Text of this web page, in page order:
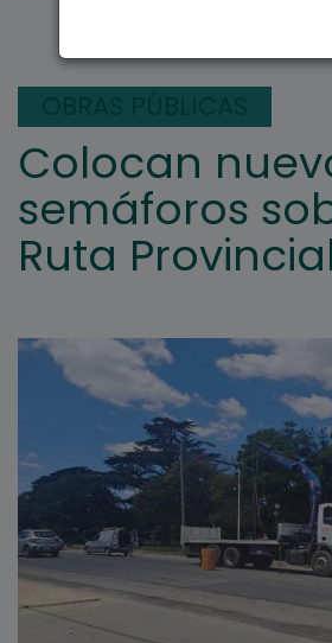
Colocan
semáforos
Ruta